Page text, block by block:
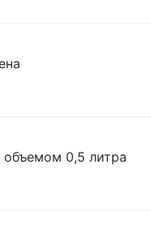
0,5 литра